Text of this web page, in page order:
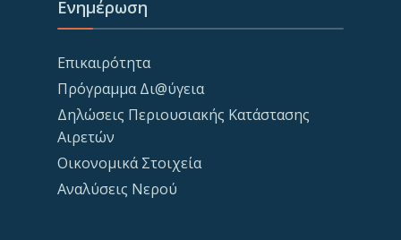
Ενημέρωση
Επικαιρότητα
Πρόγραμμα Δι@ύγεια
Δηλώσεις Περιουσιακής Κατάστασης
Αιρετών
Οικονομικά Στοιχεία
Αναλύσεις Νερού